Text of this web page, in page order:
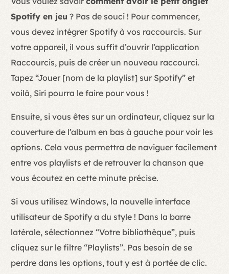
Spotify en jeu ? Pas de souci ! Pour commencer,
vous devez intégrer Spotify à vos raccourcis. Sur
votre appareil, il vous suffit d’ouvrir l’application
Raccourcis, puis de créer un nouveau raccourci.
Tapez “Jouer [nom de la playlist] sur Spotify” et
voilà, Siri pourra le faire pour vous !
Ensuite, si vous êtes sur un ordinateur, cliquez sur la
couverture de l’album en bas à gauche pour voir les
options. Cela vous permettra de naviguer facilement
entre vos playlists et de retrouver la chanson que
vous écoutez en cette minute précise.
Si vous utilisez Windows, la nouvelle interface
utilisateur de Spotify a du style ! Dans la barre
latérale, sélectionnez “Votre bibliothèque”, puis
cliquez sur le filtre “Playlists”. Pas besoin de se
perdre dans les options, tout y est à portée de clic.